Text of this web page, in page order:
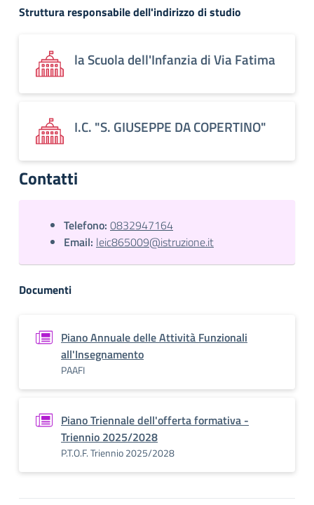
Struttura responsabile dell'indirizzo di studio
la Scuola dell'Infanzia di Via Fatima
I.C. "S. GIUSEPPE DA COPERTINO"
Contatti
Telefono: 0832947164
Email: leic865009@istruzione.it
Documenti
Piano Annuale delle Attività Funzionali
all'Insegnamento
PAAFI
Piano Triennale dell'offerta formativa -
Triennio 2025/2028
P.T.O.F. Triennio 2025/2028